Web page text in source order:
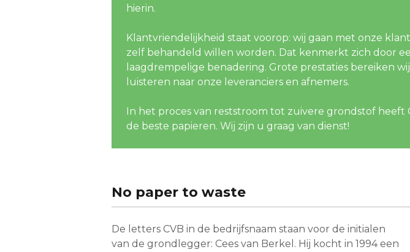
hierin.
Klantvriendelijkheid staat voorop: wij gaan met onze
zelf behandeld willen worden. Dat kenmerkt zich door
laagdrempelige benadering. Grote prestaties bereiken
luisteren naar onze leveranciers en afnemers.
In het proces van reststroom tot zuivere grondstof heeft
de beste papieren. Wij zijn u graag van dienst!
No paper to waste
De letters CVB in de bedrijfsnaam staan voor de initialen
van de grondlegger: Cees van Berkel. Hij kocht in 1994 een